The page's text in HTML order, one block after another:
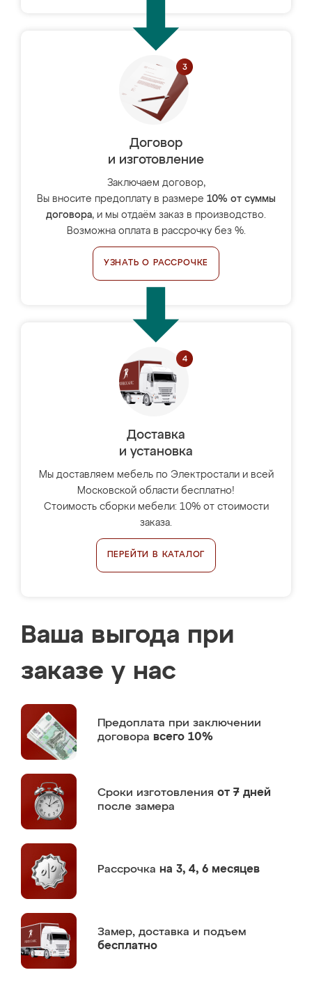
Договор
и изготовление
Заключаем договор,
Вы вносите предоплату в размере 10% от суммы
договора, и мы отдаём заказ в производство.
Возможна оплата в рассрочку без %.
УЗНАТЬ О РАССРОЧКЕ
Доставка
и установка
Мы доставляем мебель по Электростали и всей
Московской области бесплатно!
Стоимость сборки мебели: 10% от стоимости
заказа.
ПЕРЕЙТИ В КАТАЛОГ
Ваша выгода при
заказе у нас
Предоплата при заключении
договора всего 10%
Сроки изготовления от 7 дней
после замера
Рассрочка на 3, 4, 6 месяцев
Замер, доставка и подъем
бесплатно